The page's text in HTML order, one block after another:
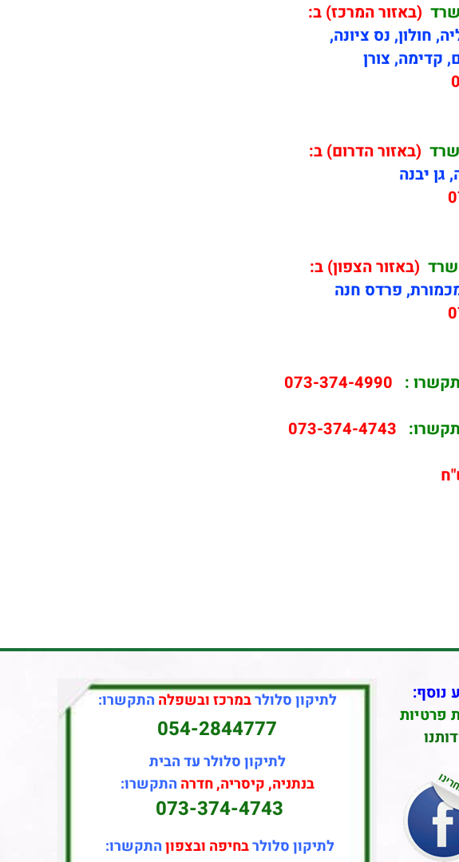
(באזור המרכז) ב:
חולון, נס ציונה,
קדימה, צורן
(באזור הדרום) ב:
יבנה
(באזור הצפון) ב:
פרדס חנה
:
073-374-4990
073-374-4743
נוסף:
פרטיות
לתיקון סלולרבמרכז ובשפלה התקשרו:
054-2844777
לתיקון סלולר עד הבית
בנתניה, קיסריה, חדרה התקשרו:
073-374-4743
לתיקון סלולרבחיפה ובצפוןהתקשרו: